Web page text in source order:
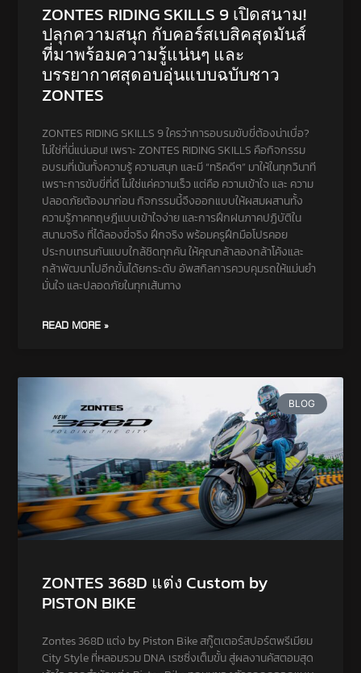
ZONTES RIDING SKILLS 9 เปิดสนาม!
ปลุกความสนุก กับคอร์สเบสิคสุดมันส์
ที่มาพร้อมความรู้แน่นๆ และ
บรรยากาศสุดอบอุ่นแบบฉบับชาว
ZONTES
ZONTES RIDING SKILLS 9 ใครว่าการอบรมขับขี่ต้องน่าเบื่อ?
ไม่ใช่ที่นี่แน่นอน! เพราะ ZONTES RIDING SKILLS คือกิจกรรม
อบรมที่เน้นทั้งความรู้ ความสนุก และมี “ทริคดีๆ” มาให้ในทุกวินาที
เพราะการขับขี่ที่ดี ไม่ใช่แค่ความเร็ว แต่คือ ความเข้าใจ และ ความ
ปลอดภัยต้องมาก่อน กิจกรรมนี้จึงออกแบบให้ผสมผสานทั้ง
ความรู้ภาคทฤษฎีแบบเข้าใจง่าย และการฝึกฝนภาคปฏิบัติใน
สนามจริง ที่ได้ลองขี่จริง ฝึกจริง พร้อมครูฝึกมือโปรคอย
ประกบเทรนกันแบบใกล้ชิดทุกคัน ให้คุณกล้าลองกล้าโค้งและ
กล้าพัฒนาไปอีกขั้นได้ยกระดับ อัพสกิลการควบคุมรถให้แม่นยำ
มั่นใจ และปลอดภัยในทุกเส้นทาง
READ MORE »
BLOG
ZONTES 368D แต่ง Custom by
PISTON BIKE
Zontes 368D แต่ง by Piston Bike สกู๊ตเตอร์สปอร์ตพรีเมียม
City Style ที่หลอมรวม DNA เรซซิ่งเต็มขั้น สู่ผลงานคัสตอมสุด